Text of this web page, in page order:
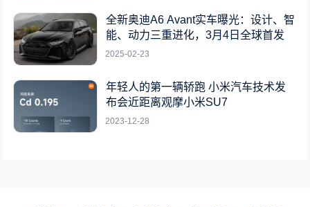
全新奥迪A6 Avant实车曝光：设计、智
能、动力三重进化，3月4日全球首发
2025-02-23
年轻人的第一辆轿跑 小米汽车技术发
布会近距离观摩小米SU7
2023-12-28